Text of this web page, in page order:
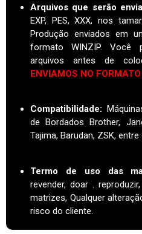
Arquivos que serão
EXP, PES, XXX, nos
Produção enviados em
formato WINZIP. Você
arquivos antes de
ENVIAMOS NO FORMATO
Compatibilidade:
de Bordados Brother,
Tajima, Barudan, ZSK,
Termo de uso das
revender, doar .
matrizes, Qualquer
risco do cliente.